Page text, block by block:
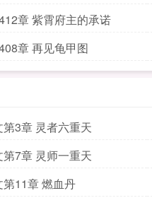
章 紫霄府主的承诺
章 再见龟甲图
3章 灵者六重天
7章 灵师一重天
11章 燃血丹